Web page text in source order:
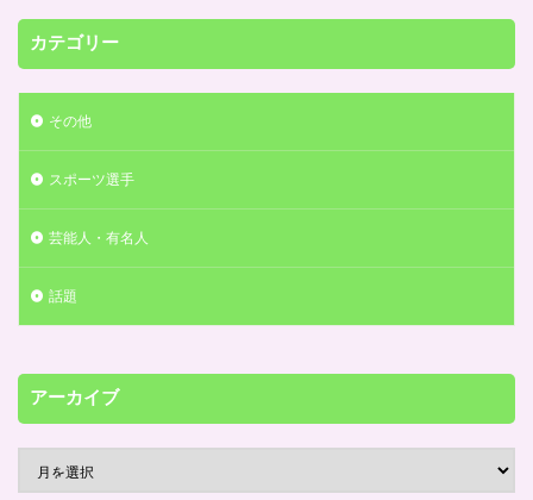
カテゴリー
その他
スポーツ選手
芸能人・有名人
話題
アーカイブ